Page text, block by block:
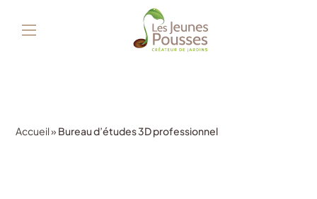
Accueil» Bureau d’études 3D professionnel